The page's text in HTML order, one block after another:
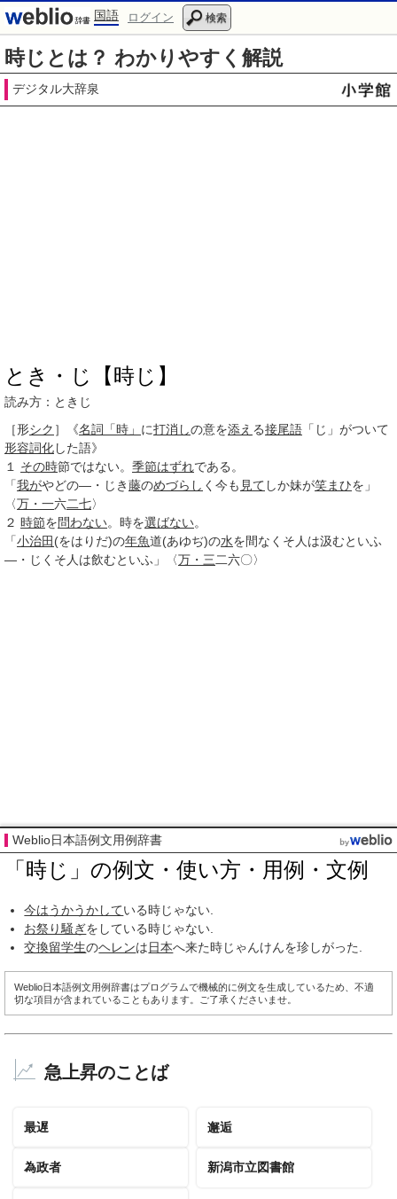
国語 ログイン 検索
時じとは？ わかりやすく解説
デジタル大辞泉
とき・じ【時じ】
読み方：ときじ
［形シク ］ 《名詞 「時」 に打消しの意を添え る接尾語 「じ」がついて
形容詞化した語》
１
その時節ではない。 季節はずれである。
「我がやどの―・じき藤のめづらし く今も 見て しか妹が笑まひを」
〈万・一六二七〉
２ 時節を問わない。時を選ばない。
「小治田 (をはりだ)の年魚道(あゆぢ)の水を間なくそ人は汲むといふ
―・じくそ人は飲むといふ」〈万・三二六〇〉
Weblio日本語例文用例辞書
「時じ」の例文・使い方・用例・文例
今はうかうかしている時じゃない.
お祭り騒ぎをしている時じゃない.
交換留学生のヘレンは日本へ来た時じゃんけんを珍しがった.
Weblio日本語例文用例辞書はプログラムで機械的に例文を生成しているため、不適
切な項目が含まれていることもあります。ご了承くださいませ。
急上昇のことば
最遅 邂逅
為政者 新潟市立図書館